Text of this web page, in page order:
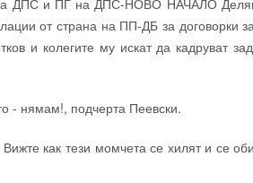
ДПС и ПГ на ДПС-НОВО НАЧАЛО
от страна на ПП-ДБ за договорки
и колегите му искат да кадруват
- нямам!, подчерта Пеевски.
как тези момчета се хилят и се